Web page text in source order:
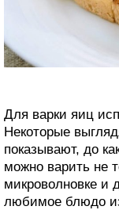
Для варки яиц
Некоторые
показывают, до
можно варить не
микроволновке и
любимое блюдо